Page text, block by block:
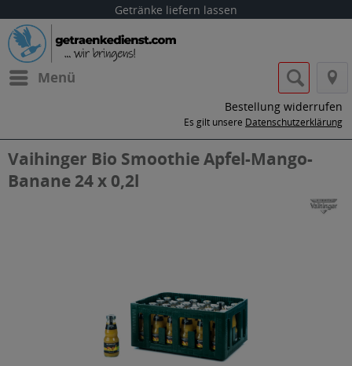
Getränke liefern lassen
Menü
Bestellung widerrufen
Es gilt unsere Datenschutzerklärung
Vaihinger Bio Smoothie Apfel-Mango-
Banane 24 x 0,2l